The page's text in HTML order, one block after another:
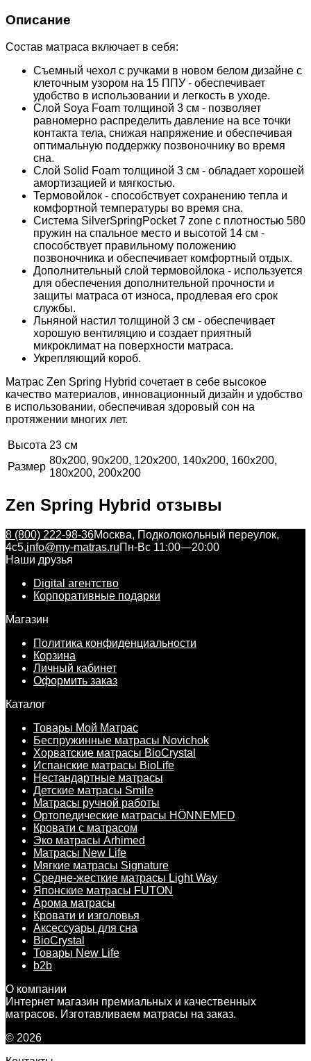
Описание
Состав матраса включает в себя:
Съемный чехол с ручками в новом белом дизайне с
клеточным узором на 15 ППУ - обеспечивает
удобство в использовании и легкость в уходе.
Слой Soya Foam толщиной 3 см - позволяет
равномерно распределить давление на все точки
контакта тела, снижая напряжение и обеспечивая
оптимальную поддержку позвоночнику во время
сна.
Слой Solid Foam толщиной 3 см - обладает хорошей
амортизацией и мягкостью.
Термовойлок - способствует сохранению тепла и
комфортной температуры во время сна.
Система SilverSpringPocket 7 zone с плотностью 580
пружин на спальное место и высотой 14 см -
способствует правильному положению
позвоночника и обеспечивает комфортный отдых.
Дополнительный слой термовойлока - используется
для обеспечения дополнительной прочности и
защиты матраса от износа, продлевая его срок
службы.
Льняной настил толщиной 3 см - обеспечивает
хорошую вентиляцию и создает приятный
микроклимат на поверхности матраса.
Укрепляющий короб.
Матрас Zen Spring Hybrid сочетает в себе высокое
качество материалов, инновационный дизайн и удобство
в использовании, обеспечивая здоровый сон на
протяжении многих лет.
Высота 23 см
Размер
80x200, 90x200, 120x200, 140x200, 160x200,
180x200, 200x200
Zen Spring Hybrid отзывы
8 (800) 222-98-36Москва, Подколокольный переулок,
4с5,info@my-matras.ruПн-Вс 11:00—20:00
Наши друзья
Digital агентство
Корпоративные подарки
Магазин
Политика конфиденциальности
Корзина
Личный кабинет
Оформить заказ
Каталог
Товары Мой Матрас
Беспружинные матрасы Novichok
Хорватские матрасы BioCrystal
Испанские матрасы BioLife
Нестандартные матрасы
Детские матрасы Smile
Матрасы ручной работы
Ортопедические матрасы HÖNNEMED
Кровати с матрасом
Эко матрасы Arhimed
Матрасы New Life
Мягкие матрасы Signature
Средне-жесткие матрасы Light Way
Японские матрасы FUTON
Арома матрасы
Кровати и изголовья
Аксессуары для сна
BioCrystal
Товары New Life
b2b
О компании
Интернет магазин премиальных и качественных
матрасов. Изготавливаем матрасы на заказ.
© 2026